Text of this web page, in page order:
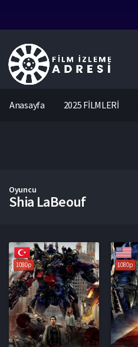
Anasayfa 2025 FİLMLERİ
Oyuncu
Shia LaBeouf
1080p 1080p